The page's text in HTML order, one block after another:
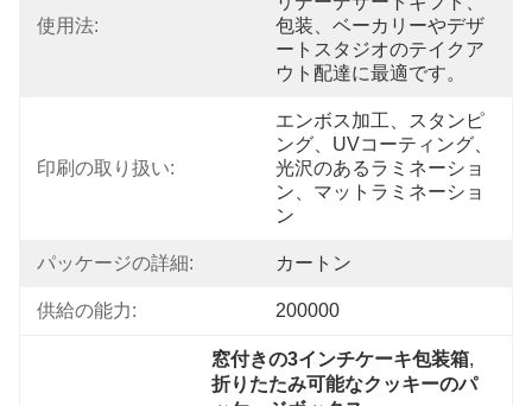
使用法:
包装、ベーカリーやデザ
ートスタジオのテイクア
ウト配達に最適です。
印刷の取り扱い:
エンボス加工、スタンピ
ング、UVコーティング、
光沢のあるラミネーショ
ン、マットラミネーショ
ン
パッケージの詳細: カートン
供給の能力: 200000
窓付きの3インチケーキ包装箱,
折りたたみ可能なクッキーのパ